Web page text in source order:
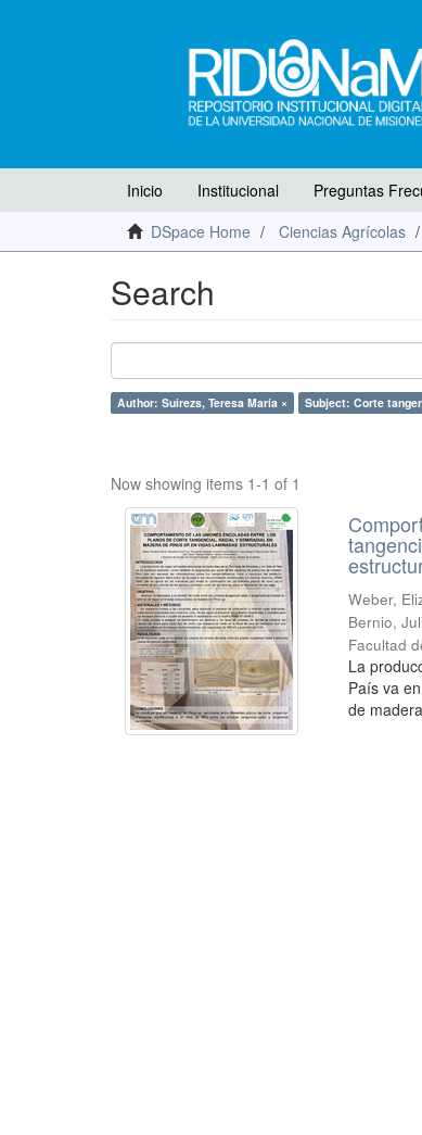
Inicio Institucional Preguntas
DSpace Home
Ciencias Agrícolas
Search
Author: Suirezs, Teresa María × Subject: Corte
Now showing items 1-1 of 1
Weber,
Bernio,
Facultad
La
País va
de